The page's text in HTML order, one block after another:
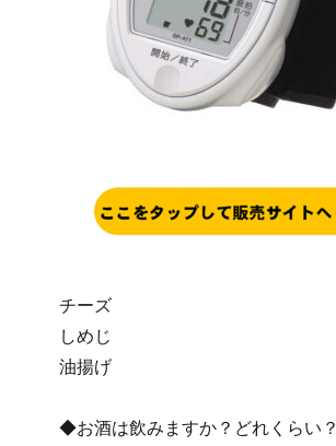
チーズ
しめじ
油揚げ
◆お酒は飲みますか？どれくらい？